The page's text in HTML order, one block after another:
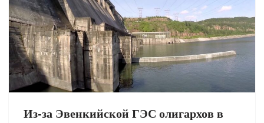
Из-за Эвенкийской ГЭС олигархов в